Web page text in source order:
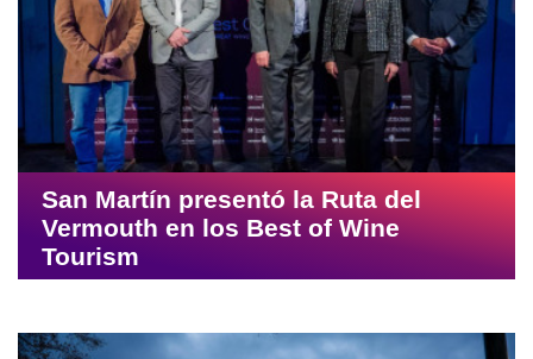
San Martín presentó la Ruta del
Vermouth en los Best of Wine
Tourism